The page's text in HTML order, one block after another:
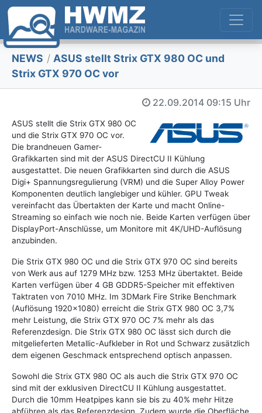
NEWS / ASUS stellt Strix GTX 980 OC und
Strix GTX 970 OC vor
22.09.2014 09:15 Uhr
ASUS stellt die Strix GTX 980 OC
und die Strix GTX 970 OC vor.
Die brandneuen Gamer-
Grafikkarten sind mit der ASUS DirectCU II Kühlung
ausgestattet. Die neuen Grafikkarten sind durch die ASUS
Digi+ Spannungsregulierung (VRM) und die Super Alloy Power
Komponenten deutlich langlebiger und kühler. GPU Tweak
vereinfacht das Übertakten der Karte und macht Online-
Streaming so einfach wie noch nie. Beide Karten verfügen über
DisplayPort-Anschlüsse, um Monitore mit 4K/UHD-Auflösung
anzubinden.
Die Strix GTX 980 OC und die Strix GTX 970 OC sind bereits
von Werk aus auf 1279 MHz bzw. 1253 MHz übertaktet. Beide
Karten verfügen über 4 GB GDDR5-Speicher mit effektiven
Taktraten von 7010 MHz. Im 3DMark Fire Strike Benchmark
(Auflösung 1920x1080) erreicht die Strix GTX 980 OC 3,7%
mehr Leistung, die Strix GTX 970 OC 7% mehr als das
Referenzdesign. Die Strix GTX 980 OC lässt sich durch die
mitgelieferten Metallic-Aufkleber in Rot und Schwarz zusätzlich
dem eigenen Geschmack entsprechend optisch anpassen.
Sowohl die Strix GTX 980 OC als auch die Strix GTX 970 OC
sind mit der exklusiven DirectCU II Kühlung ausgestattet.
Durch die 10mm Heatpipes kann sie bis zu 40% mehr Hitze